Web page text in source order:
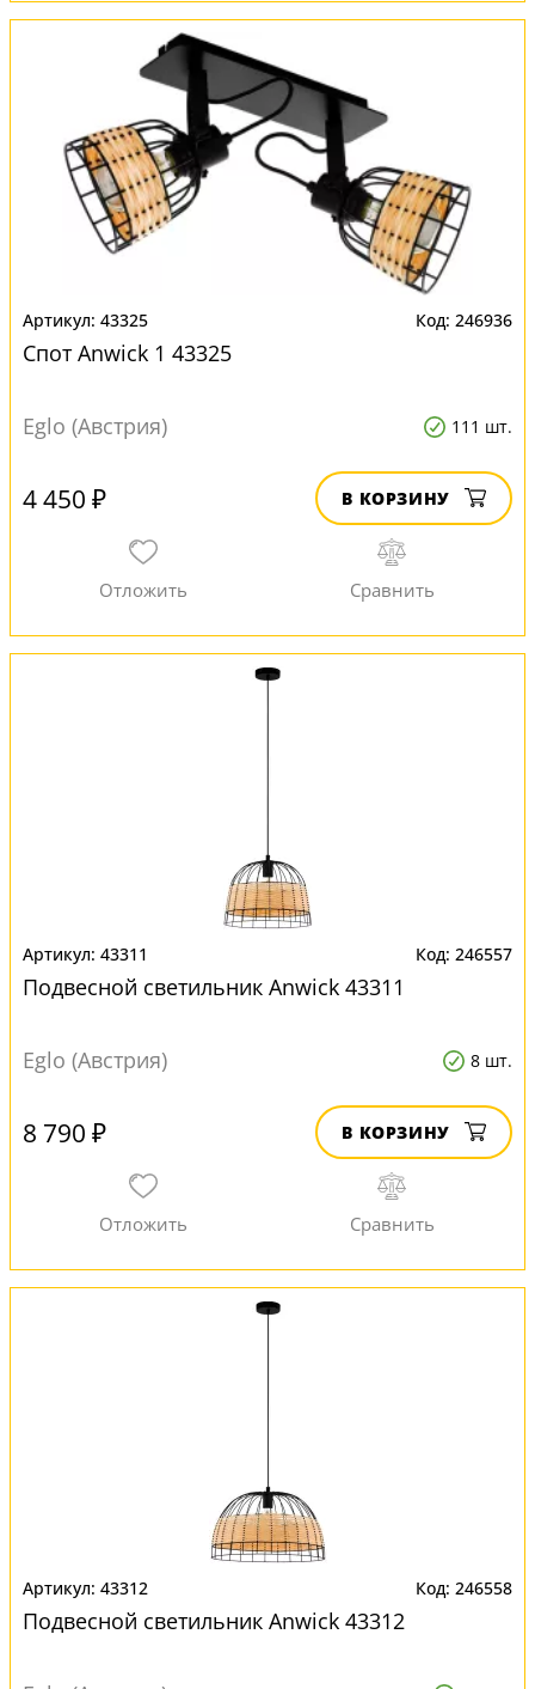
43325 246936
Спот Anwick 1 43325
Eglo (Австрия) 111 шт.
4 450 ₽ В КОРЗИНУ
43311 246557
Подвесной светильник Anwick 43311
Eglo (Австрия) 8 шт.
8 790 ₽ В КОРЗИНУ
43312 246558
Подвесной светильник Anwick 43312